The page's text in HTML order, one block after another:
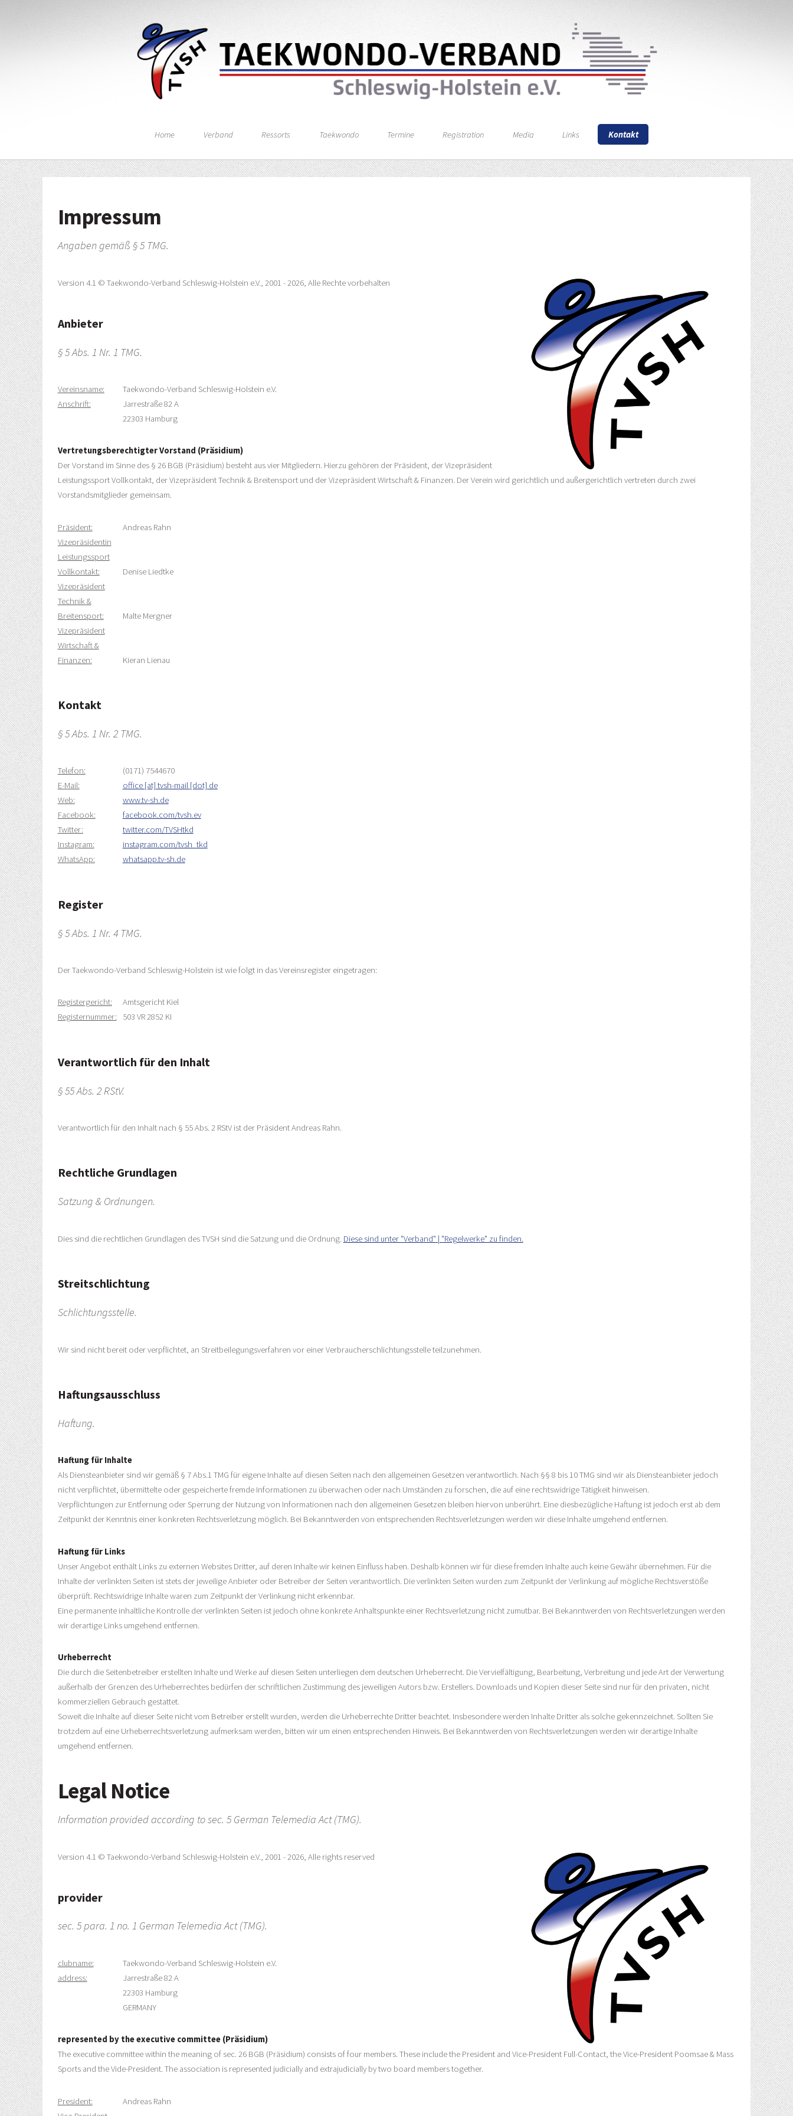
Home Verband Ressorts Taekwondo Termine Registration Media Links Kontakt
Impressum
Angaben gemäß § 5 TMG.
Version 4.1 © Taekwondo-Verband Schleswig-Holstein e.V., 2001 - 2026, Alle Rechte vorbehalten
Anbieter
§ 5 Abs. 1 Nr. 1 TMG.
Vereinsname:
Taekwondo-Verband Schleswig-Holstein e.V.
Anschrift:
Jarrestraße 82 A
22303 Hamburg
Vertretungsberechtigter Vorstand (Präsidium)
Der Vorstand im Sinne des § 26 BGB (Präsidium) besteht aus vier Mitgliedern. Hierzu gehören der Präsident, der Vizepräsident
Leistungssport Vollkontakt, der Vizepräsident Technik & Breitensport und der Vizepräsident Wirtschaft & Finanzen. Der Verein wird gerichtlich und außergerichtlich vertreten durch zwei
Vorstandsmitglieder gemeinsam.
Präsident:
Andreas Rahn
Vizepräsidentin
Leistungssport
Vollkontakt:
Denise Liedtke
Vizepräsident
Technik &
Breitensport:
Malte Mergner
Vizepräsident
Wirtschaft &
Finanzen:
Kieran Lienau
Kontakt
§ 5 Abs. 1 Nr. 2 TMG.
Telefon:
(0171) 7544670
E-Mail:
office [at] tvsh-mail [dot] de
Web:
www.tv-sh.de
Facebook:
facebook.com/tvsh.ev
Twitter:
twitter.com/TVSHtkd
Instagram:
instagram.com/tvsh_tkd
WhatsApp:
whatsapp.tv-sh.de
Register
§ 5 Abs. 1 Nr. 4 TMG.
Der Taekwondo-Verband Schleswig-Holstein ist wie folgt in das Vereinsregister eingetragen:
Registergericht:
Amtsgericht Kiel
Registernummer:
503 VR 2852 KI
Verantwortlich für den Inhalt
§ 55 Abs. 2 RStV.
Verantwortlich für den Inhalt nach § 55 Abs. 2 RStV ist der Präsident Andreas Rahn.
Rechtliche Grundlagen
Satzung & Ordnungen.
Dies sind die rechtlichen Grundlagen des TVSH sind die Satzung und die Ordnung. Diese sind unter "Verband" | "Regelwerke" zu finden.
Streitschlichtung
Schlichtungsstelle.
Wir sind nicht bereit oder verpflichtet, an Streitbeilegungsverfahren vor einer Verbraucherschlichtungsstelle teilzunehmen.
Haftungsausschluss
Haftung.
Haftung für Inhalte
Als Diensteanbieter sind wir gemäß § 7 Abs.1 TMG für eigene Inhalte auf diesen Seiten nach den allgemeinen Gesetzen verantwortlich. Nach §§ 8 bis 10 TMG sind wir als Diensteanbieter jedoch
nicht verpflichtet, übermittelte oder gespeicherte fremde Informationen zu überwachen oder nach Umständen zu forschen, die auf eine rechtswidrige Tätigkeit hinweisen.
Verpflichtungen zur Entfernung oder Sperrung der Nutzung von Informationen nach den allgemeinen Gesetzen bleiben hiervon unberührt. Eine diesbezügliche Haftung ist jedoch erst ab dem
Zeitpunkt der Kenntnis einer konkreten Rechtsverletzung möglich. Bei Bekanntwerden von entsprechenden Rechtsverletzungen werden wir diese Inhalte umgehend entfernen.
Haftung für Links
Unser Angebot enthält Links zu externen Websites Dritter, auf deren Inhalte wir keinen Einfluss haben. Deshalb können wir für diese fremden Inhalte auch keine Gewähr übernehmen. Für die
Inhalte der verlinkten Seiten ist stets der jeweilige Anbieter oder Betreiber der Seiten verantwortlich. Die verlinkten Seiten wurden zum Zeitpunkt der Verlinkung auf mögliche Rechtsverstöße
überprüft. Rechtswidrige Inhalte waren zum Zeitpunkt der Verlinkung nicht erkennbar.
Eine permanente inhaltliche Kontrolle der verlinkten Seiten ist jedoch ohne konkrete Anhaltspunkte einer Rechtsverletzung nicht zumutbar. Bei Bekanntwerden von Rechtsverletzungen werden
wir derartige Links umgehend entfernen.
Urheberrecht
Die durch die Seitenbetreiber erstellten Inhalte und Werke auf diesen Seiten unterliegen dem deutschen Urheberrecht. Die Vervielfältigung, Bearbeitung, Verbreitung und jede Art der Verwertung
außerhalb der Grenzen des Urheberrechtes bedürfen der schriftlichen Zustimmung des jeweiligen Autors bzw. Erstellers. Downloads und Kopien dieser Seite sind nur für den privaten, nicht
kommerziellen Gebrauch gestattet.
Soweit die Inhalte auf dieser Seite nicht vom Betreiber erstellt wurden, werden die Urheberrechte Dritter beachtet. Insbesondere werden Inhalte Dritter als solche gekennzeichnet. Sollten Sie
trotzdem auf eine Urheberrechtsverletzung aufmerksam werden, bitten wir um einen entsprechenden Hinweis. Bei Bekanntwerden von Rechtsverletzungen werden wir derartige Inhalte
umgehend entfernen.
Legal Notice
Information provided according to sec. 5 German Telemedia Act (TMG).
Version 4.1 © Taekwondo-Verband Schleswig-Holstein e.V., 2001 - 2026, Alle rights reserved
provider
sec. 5 para. 1 no. 1 German Telemedia Act (TMG).
clubname:
Taekwondo-Verband Schleswig-Holstein e.V.
address:
Jarrestraße 82 A
22303 Hamburg
GERMANY
represented by the executive committee (Präsidium)
The executive committee within the meaning of sec. 26 BGB (Präsidium) consists of four members. These include the President and Vice-President Full-Contact, the Vice-President Poomsae & Mass
Sports and the Vide-President. The association is represented judicially and extrajudicially by two board members together.
President:
Andreas Rahn